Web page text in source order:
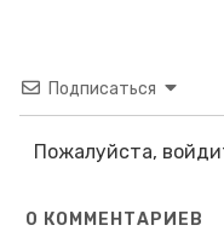
Подписаться
Пожалуйста,
0 КОММЕНТАРИЕВ